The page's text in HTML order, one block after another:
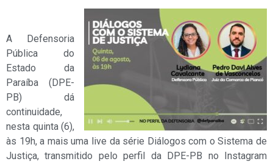
A Defensoria
Pública do
Estado da
Paraíba (DPE-
PB) dá
continuidade,
nesta quinta (6),
às 19h, a mais uma live da série Diálogos com o Sistema de
Justiça, transmitido pelo perfil da DPE-PB no Instagram